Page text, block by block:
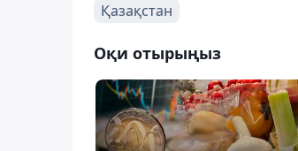
Қазақстан
Оқи отырыңыз